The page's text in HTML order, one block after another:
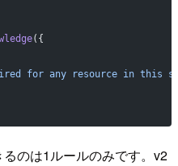
({
for any resource in this
るのは1ルールのみです。v2